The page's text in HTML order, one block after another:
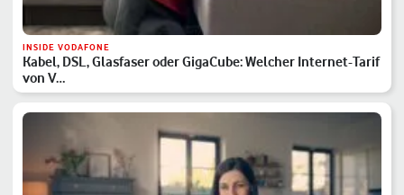
INSIDE VODAFONE
Kabel, DSL, Glasfaser oder GigaCube: Welcher Internet-Tarif
von V…